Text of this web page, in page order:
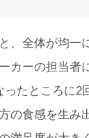
、全体が均一
カーの担当者
たところに2
の食感を生み